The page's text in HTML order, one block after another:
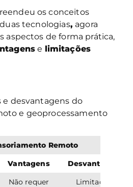
os conceitos
tecnologias, agora
aspectos de forma prática,
e limitações
e desvantagens do
e geoprocessamento
Remoto
Vantagens
Desvantagens
Não requer
Limitações